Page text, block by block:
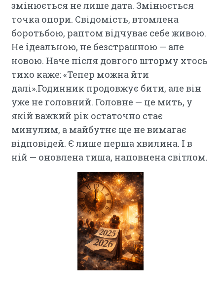
змінюється не лише дата. Змінюється
точка опори. Свідомість, втомлена
боротьбою, раптом відчуває себе живою.
Не ідеальною, не безстрашною — але
новою. Наче після довгого шторму хтось
тихо каже: «Тепер можна йти
далі».Годинник продовжує бити, але він
уже не головний. Головне — це мить, у
якій важкий рік остаточно стає
минулим, а майбутнє ще не вимагає
відповідей. Є лише перша хвилина. І в
ній — оновлена тиша, наповнена світлом.